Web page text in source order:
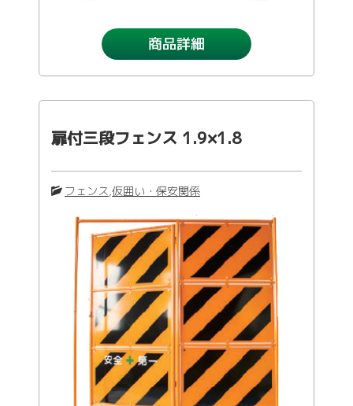
商品詳細
扉付三段フェンス 1.9×1.8
仮囲い・保安関係
,
フェンス